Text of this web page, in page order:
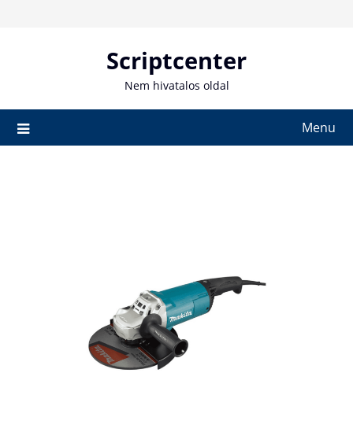
Scriptcenter
Nem hivatalos oldal
Menu